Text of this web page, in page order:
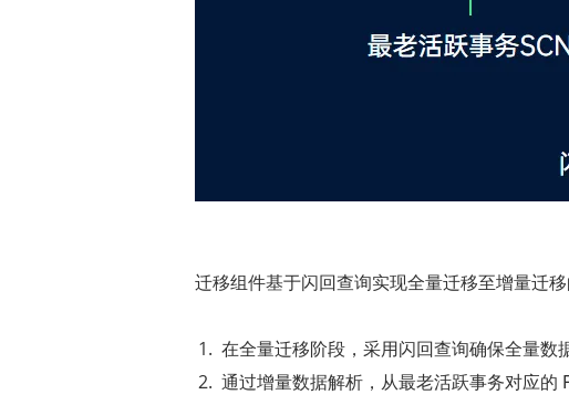
迁移组件基于闪回查询实现全量迁移至增量迁
在全量迁移阶段，采用闪回查询确保全量数
通过增量数据解析，从最老活跃事务对应的